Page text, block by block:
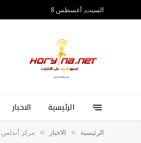
السبت, أغسطس 8
الرئيسية الاخبار
الرئيسية » الاخبار » مركز أندلس: